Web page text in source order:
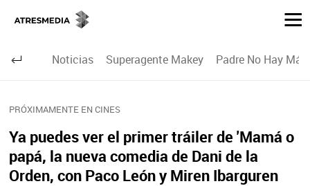
Noticias Superagente Makey Padre No Hay
PRÓXIMAMENTE EN CINES
Ya puedes ver el primer tráiler de 'Mamá o
papá, la nueva comedia de Dani de la
Orden, con Paco León y Miren Ibarguren